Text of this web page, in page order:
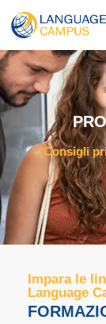
Consigli
Impara le
Language